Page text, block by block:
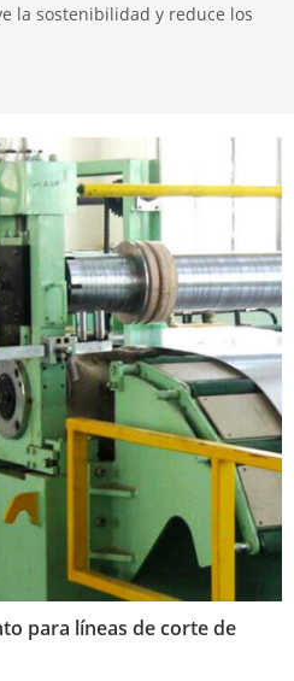
la sostenibilidad y reduce los
para líneas de corte de